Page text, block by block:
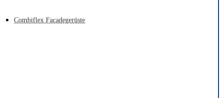
Combiflex Facadegerüste